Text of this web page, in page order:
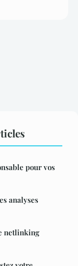
pour vos
analyses
netlinking